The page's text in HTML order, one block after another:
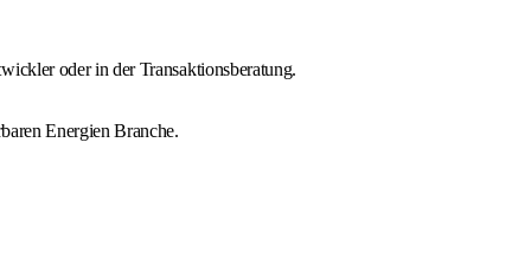
oder in der Transaktionsberatung.
Energien Branche.